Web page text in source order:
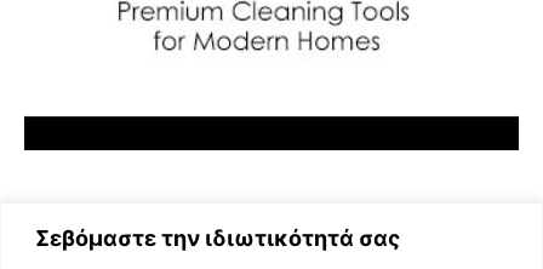
Σεβόμαστε την ιδιωτικότητά σας